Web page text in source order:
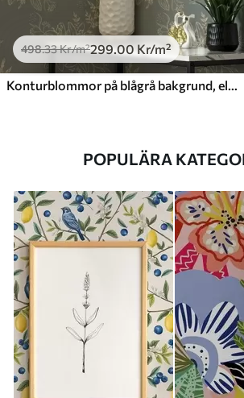
498.33Kr/m²299.00Kr/m²
Konturblommor på blågrå bakgrund, elegant botaniskt mönster
POPULÄRA